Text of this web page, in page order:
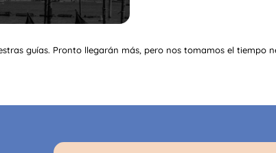
guías. Pronto llegarán más, pero nos tomamos el tiempo